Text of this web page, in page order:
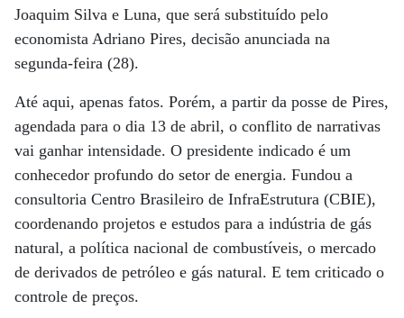
Joaquim Silva e Luna, que será substituído pelo
economista Adriano Pires, decisão anunciada na
segunda-feira (28).
Até aqui, apenas fatos. Porém, a partir da posse de Pires,
agendada para o dia 13 de abril, o conflito de narrativas
vai ganhar intensidade. O presidente indicado é um
conhecedor profundo do setor de energia. Fundou a
consultoria Centro Brasileiro de InfraEstrutura (CBIE),
coordenando projetos e estudos para a indústria de gás
natural, a política nacional de combustíveis, o mercado
de derivados de petróleo e gás natural. E tem criticado o
controle de preços.